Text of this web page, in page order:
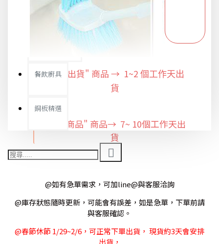
限時活動精選
限時特惠專區
餐飲廚具
銅板精選
"快速出貨" 商品 → 1~2 個工作天出
貨
"預購商品" 商品→ 7~ 10個工作天出
貨
@如有急單需求，可加line@與客服洽詢
@庫存狀態隨時更新，可能會有誤差，如是急單，下單前請
與客服確認。
@春節休節 1/29~2/6，可正常下單出貨， 現貨約3天會安排
出貨，